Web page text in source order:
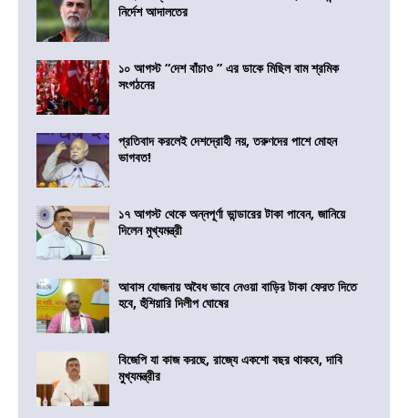
নির্দেশ আদালতের
১০ আগস্ট “দেশ বাঁচাও ” এর ডাকে মিছিল বাম শ্রমিক
সংগঠনের
প্রতিবাদ করলেই দেশদ্রোহী নয়, তরুণদের পাশে মোহন
ভাগবত!
১৭ আগস্ট থেকে অন্নপূর্ণা ভান্ডারের টাকা পাবেন, জানিয়ে
দিলেন মুখ্যমন্ত্রী
আবাস যোজনায় অবৈধ ভাবে নেওয়া বাড়ির টাকা ফেরত দিতে
হবে, হুঁশিয়ারি দিলীপ ঘোষের
বিজেপি যা কাজ করছে, রাজ্যে একশো বছর থাকবে, দাবি
মুখ্যমন্ত্রীর